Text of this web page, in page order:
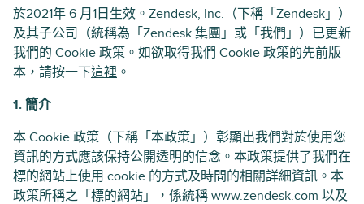
於2021年 6 月1日生效。Zendesk, Inc.（下稱「Zendesk」）
及其子公司（統稱為「Zendesk 集團」或「我們」）已更新
我們的 Cookie 政策。如欲取得我們 Cookie 政策的先前版
本，請按一下這裡 。
1. 簡介
本 Cookie 政策（下稱「本政策」）彰顯出我們對於使用您
資訊的方式應該保持公開透明的信念。本政策提供了我們在
標的網站上使用 cookie 的方式及時間的相關詳細資訊。本
政策所稱之「標的網站」，係統稱 www.zendesk.com 以及